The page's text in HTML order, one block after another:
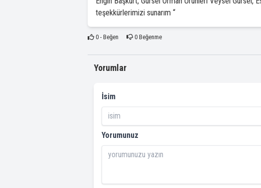
teşekkürlerimizi sunarım “
0- Beğen 0Beğenme
Yorumlar
İsim
Yorumunuz